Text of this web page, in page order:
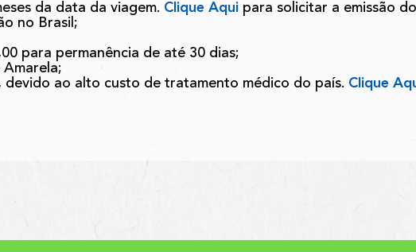
da data da viagem. Clique Aqui para solicitar a emissão
no Brasil;
para permanência de até 30 dias;
ao alto custo de tratamento médico do país. Clique